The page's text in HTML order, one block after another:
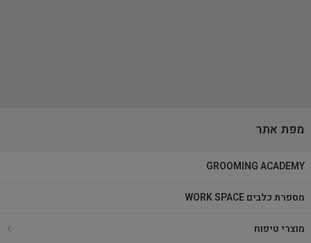
מפת אתר
GROOMING ACADEMY
מספרת כלבים WORK SPACE
מוצרי טיפוח